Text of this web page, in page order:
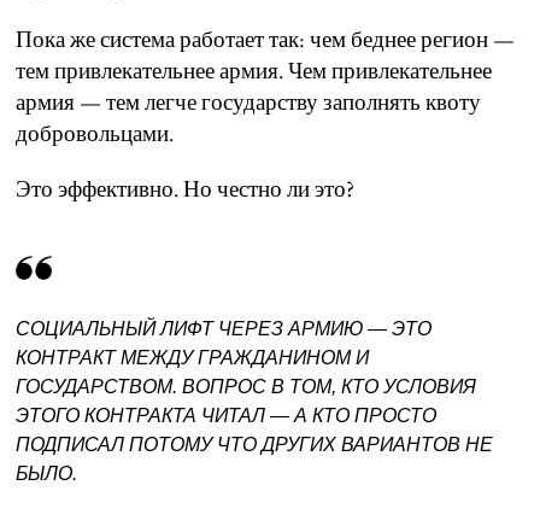
Пока же система работает так: чем беднее регион —
тем привлекательнее армия. Чем привлекательнее
армия — тем легче государству заполнять квоту
добровольцами.
Это эффективно. Но честно ли это?
СОЦИАЛЬНЫЙ ЛИФТ ЧЕРЕЗ АРМИЮ — ЭТО
КОНТРАКТ МЕЖДУ ГРАЖДАНИНОМ И
ГОСУДАРСТВОМ. ВОПРОС В ТОМ, КТО УСЛОВИЯ
ЭТОГО КОНТРАКТА ЧИТАЛ — А КТО ПРОСТО
ПОДПИСАЛ ПОТОМУ ЧТО ДРУГИХ ВАРИАНТОВ НЕ
БЫЛО.